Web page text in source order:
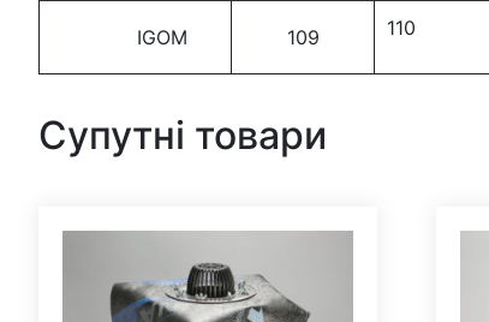
IGOM 109 110
Супутні товари